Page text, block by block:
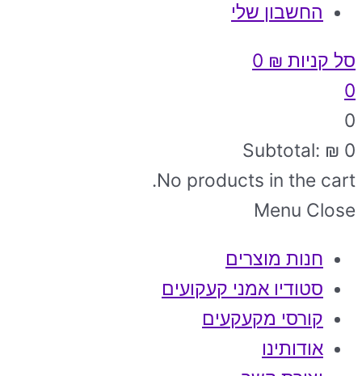
החשבון שלי
סל קניות ₪
0
0
Subtotal: ₪ 0
No products in the cart.
Menu Close
חנות מוצרים
סטודיו אמני קעקועים
קורסי מקעקעים
אודותינו